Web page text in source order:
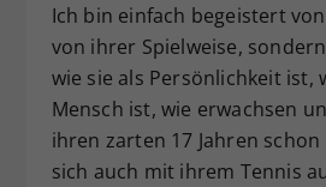
Ich bin einfach begeistert
von ihrer Spielweise,
wie sie als Persönlichkeit ist,
Mensch ist, wie erwachsen
ihren zarten 17 Jahren
sich auch mit ihrem Tennis